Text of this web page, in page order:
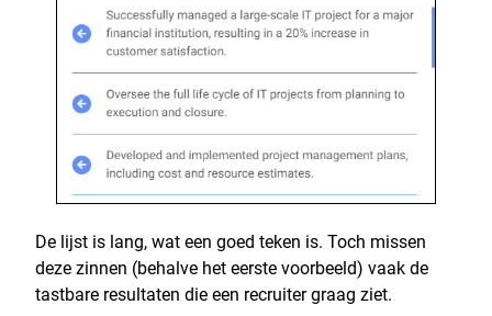
De lijst is lang, wat een goed teken is. Toch missen
deze zinnen (behalve het eerste voorbeeld) vaak de
tastbare resultaten die een recruiter graag ziet.